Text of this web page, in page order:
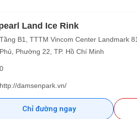
Land Ice Rink
B1, TTTM Vincom Center Landmark
Phường 22, TP. Hồ Chí Minh
damsenpark.vn/
Chỉ đường ngay